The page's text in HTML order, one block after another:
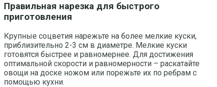
Правильная нарезка для быстрого
приготовления
Крупные соцветия нарежьте на более мелкие куски,
приблизительно 2-3 см в диаметре. Мелкие куски
готовятся быстрее и равномернее. Для достижения
оптимальной скорости и равномерности – раскатайте
овощи на доске ножом или порежьте их по ребрам с
помощью кухни.